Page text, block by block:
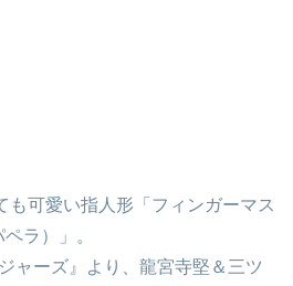
も可愛い指人形「フィンガーマス
ラ）」。
ャーズ』より、龍宮寺堅＆三ツ